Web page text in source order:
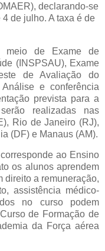
declarando-se
de julho. A taxa é de
meio de Exame de
(INSPSAU), Exame
de Avaliação do
e conferência
prevista para a
realizadas nas
Rio de Janeiro (RJ),
(DF) e Manaus (AM).
ao Ensino
os alunos aprendem
direito a remuneração,
assistência médico-
no curso podem
de Formação de
da Força aérea